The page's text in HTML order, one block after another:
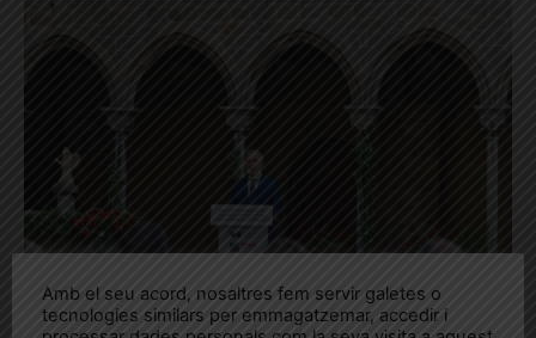
Amb el seu acord, nosaltres fem servir galetes o
tecnologies similars per emmagatzemar, accedir i